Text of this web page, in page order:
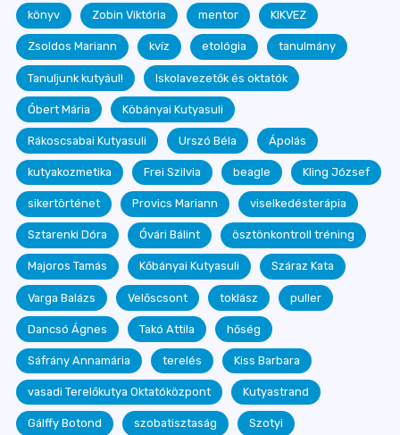
könyv Zobin Viktória mentor KIKVEZ
Zsoldos Mariann kvíz etológia tanulmány
Tanuljunk kutyául! Iskolavezetők és oktatók
Óbert Mária Köbányai Kutyasuli
Rákoscsabai Kutyasuli Urszó Béla Ápolás
kutyakozmetika Frei Szilvia beagle Kling József
sikertörténet Provics Mariann viselkedésterápia
Sztarenki Dóra Óvári Bálint ösztönkontroll tréning
Majoros Tamás Kőbányai Kutyasuli Száraz Kata
Varga Balázs Velőscsont toklász puller
Dancsó Ágnes Takó Attila hőség
Sáfrány Annamária terelés Kiss Barbara
vasadi Terelőkutya Oktatóközpont Kutyastrand
Gálffy Botond szobatisztaság Szotyi